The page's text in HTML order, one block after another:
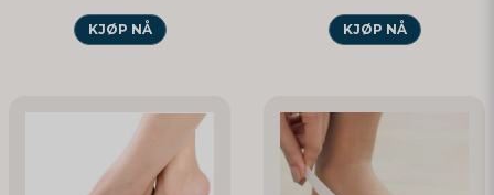
KJØP NÅ KJØP NÅ